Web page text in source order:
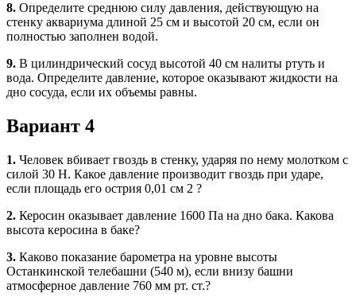
8. Определите среднюю силу давления, действующую на
стенку аквариума длиной 25 см и высотой 20 см, если он
полностью заполнен водой.
9. В цилиндрический сосуд высотой 40 см налиты ртуть и
вода. Определите давление, которое оказывают жидкости на
дно сосуда, если их объемы равны.
Вариант 4
1. Человек вбивает гвоздь в стенку, ударяя по нему молотком с
силой 30 Н. Какое давление производит гвоздь при ударе,
если площадь его острия 0,01 см 2 ?
2. Керосин оказывает давление 1600 Па на дно бака. Какова
высота керосина в баке?
3. Каково показание барометра на уровне высоты
Останкинской телебашни (540 м), если внизу башни
атмосферное давление 760 мм рт. ст.?